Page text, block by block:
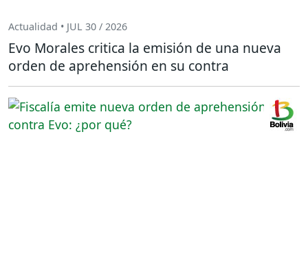
Actualidad • JUL 30 / 2026
Evo Morales critica la emisión de una nueva
orden de aprehensión en su contra